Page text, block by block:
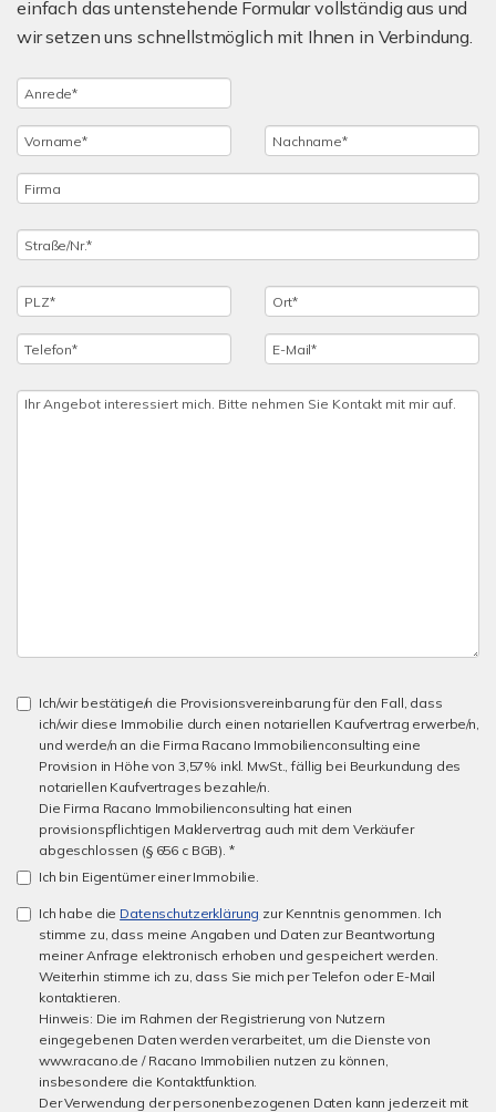
einfach das untenstehende Formular vollständig aus und
wir setzen uns schnellstmöglich mit Ihnen in Verbindung.
Ich/wir bestätige/n die Provisionsvereinbarung für den Fall, dass
ich/wir diese Immobilie durch einen notariellen Kaufvertrag erwerbe/n,
und werde/n an die Firma Racano Immobilienconsulting eine
Provision in Höhe von 3,57% inkl. MwSt., fällig bei Beurkundung des
notariellen Kaufvertrages bezahle/n.
Die Firma Racano Immobilienconsulting hat einen
provisionspflichtigen Maklervertrag auch mit dem Verkäufer
abgeschlossen (§ 656 c BGB). *
Ich bin Eigentümer einer Immobilie.
Ich habe die Datenschutzerklärung zur Kenntnis genommen. Ich
stimme zu, dass meine Angaben und Daten zur Beantwortung
meiner Anfrage elektronisch erhoben und gespeichert werden.
Weiterhin stimme ich zu, dass Sie mich per Telefon oder E-Mail
kontaktieren.
Hinweis: Die im Rahmen der Registrierung von Nutzern
eingegebenen Daten werden verarbeitet, um die Dienste von
www.racano.de / Racano Immobilien nutzen zu können,
insbesondere die Kontaktfunktion.
Der Verwendung der personenbezogenen Daten kann jederzeit mit